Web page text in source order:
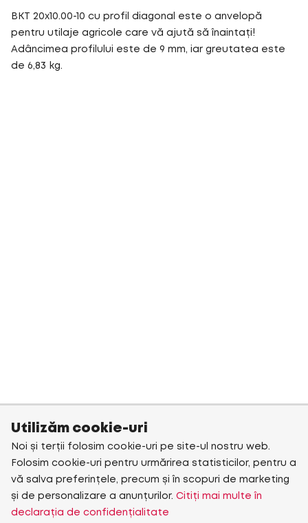
BKT 20x10.00-10 cu profil diagonal este o anvelopă
pentru utilaje agricole care vă ajută să înaintați!
Adâncimea profilului este de 9 mm, iar greutatea este
de 6,83 kg.
Utilizăm cookie-uri
Noi și terții folosim cookie-uri pe site-ul nostru web.
Folosim cookie-uri pentru urmărirea statisticilor, pentru a
vă salva preferințele, precum și în scopuri de marketing
și de personalizare a anunțurilor. Citiți mai multe în
declarația de confidențialitate